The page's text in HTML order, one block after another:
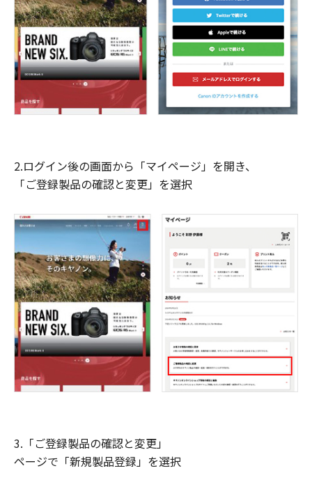
2.ログイン後の画面から「マイページ」を開き、
「ご登録製品の確認と変更」を選択
3.「ご登録製品の確認と変更」
ページで「新規製品登録」を選択